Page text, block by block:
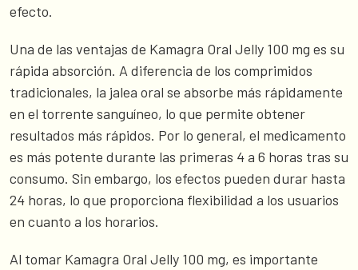
efecto.
Una de las ventajas de Kamagra Oral Jelly 100 mg es su
rápida absorción. A diferencia de los comprimidos
tradicionales, la jalea oral se absorbe más rápidamente
en el torrente sanguíneo, lo que permite obtener
resultados más rápidos. Por lo general, el medicamento
es más potente durante las primeras 4 a 6 horas tras su
consumo. Sin embargo, los efectos pueden durar hasta
24 horas, lo que proporciona flexibilidad a los usuarios
en cuanto a los horarios.
Al tomar Kamagra Oral Jelly 100 mg, es importante